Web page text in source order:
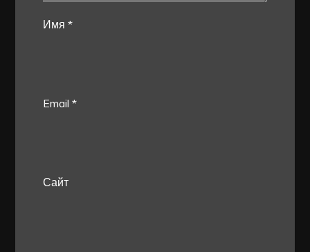
Имя*
Email*
Сайт